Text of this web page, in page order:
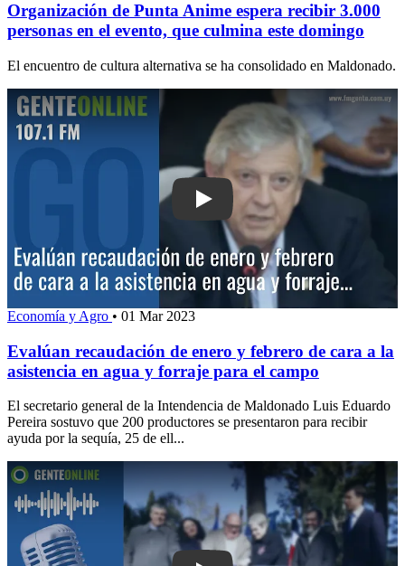
Organización de Punta Anime espera recibir 3.000
personas en el evento, que culmina este domingo
El encuentro de cultura alternativa se ha consolidado en Maldonado.
Play: Evalúan recaudación de enero
Economía y Agro • 01 Mar 2023
Evalúan recaudación de enero y febrero de cara a la
asistencia en agua y forraje para el campo
El secretario general de la Intendencia de Maldonado Luis Eduardo
Pereira sostuvo que 200 productores se presentaron para recibir
ayuda por la sequía, 25 de ell...